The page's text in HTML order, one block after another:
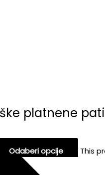
platnene
Odaberi opcije This